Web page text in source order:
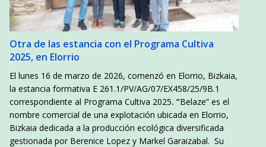
Otra de las estancia con el Programa Cultiva
2025, en Elorrio
El lunes 16 de marzo de 2026, comenzó en Elorrio, Bizkaia,
la estancia formativa E 261.1/PV/AG/07/EX458/25/9B.1
correspondiente al Programa Cultiva 2025. “Belaze” es el
nombre comercial de una explotación ubicada en Elorrio,
Bizkaia dedicada a la producción ecológica diversificada
gestionada por Berenice Lopez y Markel Garaizabal. Su